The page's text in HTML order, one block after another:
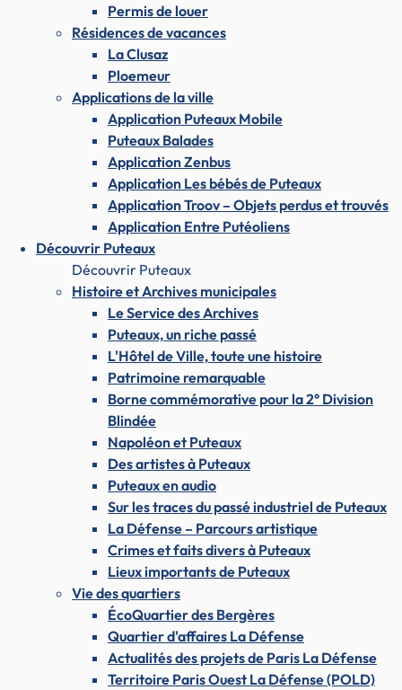
Permis de louer
Résidences de vacances
La Clusaz
Ploemeur
Applications de la ville
Application Puteaux Mobile
Puteaux Balades
Application Zenbus
Application Les bébés de Puteaux
Application Troov – Objets perdus et trouvés
Application Entre Putéoliens
Découvrir Puteaux
Découvrir Puteaux
Histoire et Archives municipales
Le Service des Archives
Puteaux, un riche passé
L'Hôtel de Ville, toute une histoire
Patrimoine remarquable
Borne commémorative pour la 2° Division
Blindée
Napoléon et Puteaux
Des artistes à Puteaux
Puteaux en audio
Sur les traces du passé industriel de Puteaux
La Défense – Parcours artistique
Crimes et faits divers à Puteaux
Lieux importants de Puteaux
Vie des quartiers
ÉcoQuartier des Bergères
Quartier d'affaires La Défense
Actualités des projets de Paris La Défense
Territoire Paris Ouest La Défense (POLD)